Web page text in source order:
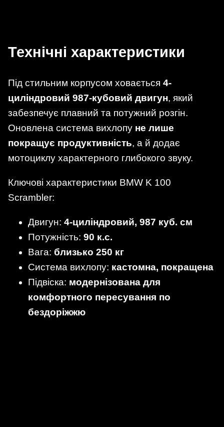
Технічні характеристики
Під стильним корпусом ховається 4-
циліндровий 987-кубовий двигун, який
забезпечує плавний та потужний розгін.
Оновлена система вихлопу не лише
покращує продуктивність, а й додає
мотоциклу характерного глибокого звуку.
Ключові характеристики BMW K 100
Scrambler:
Двигун: 4-циліндровий, 987 куб. см
Потужність: 90 к.с.
Вага: близько 250 кг
Система вихлопу: кастомна, покращена
Підвіска: модернізована для
комфортного пересування по
бездоріжжю